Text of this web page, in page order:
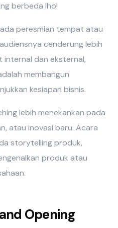
berbeda lho!
peresmian tempat atau
cenderung lebih
internal dan eksternal,
membangun
kesiapan bisnis.
lebih menekankan pada
atau inovasi baru. Acara
storytelling produk,
produk atau
Opening